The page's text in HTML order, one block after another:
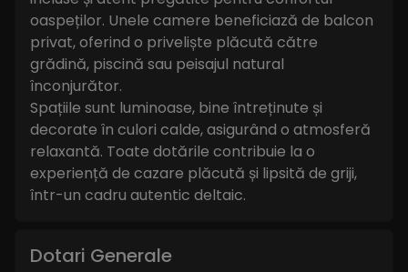
oaspeților. Unele camere beneficiază de balcon
privat, oferind o priveliște plăcută către
grădină, piscină sau peisajul natural
înconjurător.
Spațiile sunt luminoase, bine întreținute și
decorate în culori calde, asigurând o atmosferă
relaxantă. Toate dotările contribuie la o
experiență de cazare plăcută și lipsită de griji,
într-un cadru autentic deltaic.
Dotari Generale